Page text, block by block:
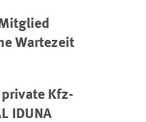
Wartezeit
Kfz-
IDUNA